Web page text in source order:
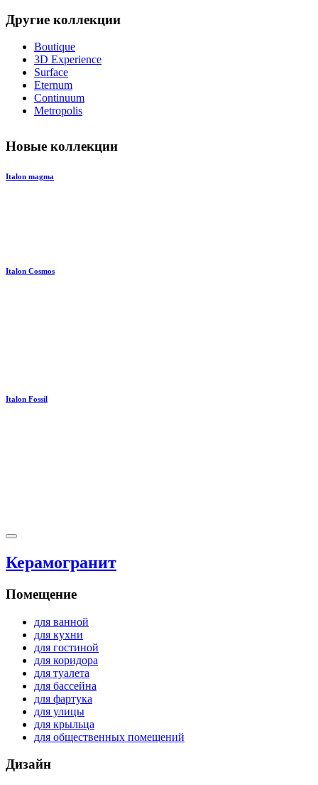
Другие коллекции
Boutique
3D Experience
Surface
Eternum
Continuum
Metropolis
Новые коллекции
Italon magma
Italon Cosmos
Italon Fossil
Керамогранит
Помещение
для ванной
для кухни
для гостиной
для коридора
для туалета
для бассейна
для фартука
для улицы
для крыльца
для общественных помещений
Дизайн